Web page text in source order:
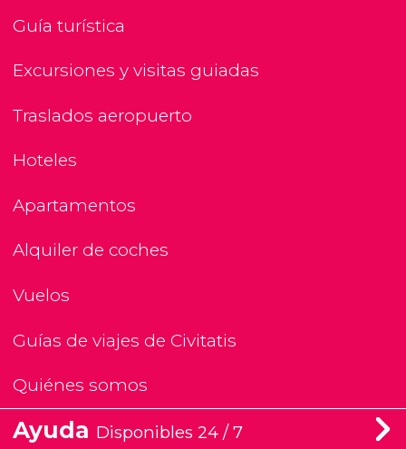
Guía turística
Excursiones y visitas guiadas
Traslados aeropuerto
Hoteles
Apartamentos
Alquiler de coches
Vuelos
Guías de viajes de Civitatis
Quiénes somos
Ayuda Disponibles 24 / 7